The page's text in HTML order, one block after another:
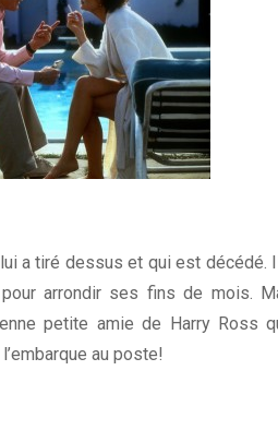
a tiré dessus et qui est décédé.
arrondir ses fins de mois.
petite amie de Harry Ross
au poste!